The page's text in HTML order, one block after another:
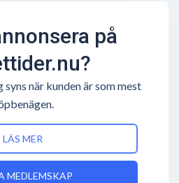
på
när kunden är som mest
LÄS MER
MEDLEMSKAP